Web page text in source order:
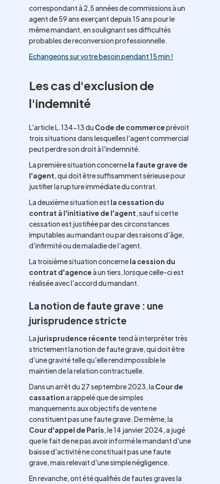
correspondant à 2,5 années de commissions à un
agent de 59 ans exerçant depuis 15 ans pour le
même mandant, en soulignant ses difficultés
probables de reconversion professionnelle.
Echangeons sur votre besoin pendant 15 min !
Les cas d'exclusion de
l'indemnité
L'article L.134-13 du Code de commerceprévoit
trois situations dans lesquelles l'agent commercial
peut perdre son droit à l'indemnité.
La première situation concernela faute grave de
l'agent, qui doit être suffisamment sérieuse pour
justifier la rupture immédiate du contrat.
La deuxième situation est la cessation du
contrat à l'initiative de l'agent, sauf si cette
cessation est justifiée par des circonstances
imputables au mandant ou par des raisons d'âge,
d'infirmité ou de maladie de l'agent.
La troisième situation concernela cession du
contrat d'agenceà un tiers, lorsque celle-ci est
réalisée avec l'accord du mandant.
La notion de faute grave : une
jurisprudence stricte
La jurisprudence récente tend à interpréter très
strictement la notion de faute grave, qui doit être
d'une gravité telle qu'elle rend impossible le
maintien de la relation contractuelle.
Dans un arrêt du 27 septembre 2023, la Cour de
cassationa rappelé que de simples
manquements aux objectifs de vente ne
constituent pas une faute grave. De même, la
Cour d'appel de Paris, le 14 janvier 2024, a jugé
que le fait de ne pas avoir informé le mandant d'une
baisse d'activité ne constituait pas une faute
grave, mais relevait d'une simple négligence.
En revanche, ont été qualifiés de fautes graves la